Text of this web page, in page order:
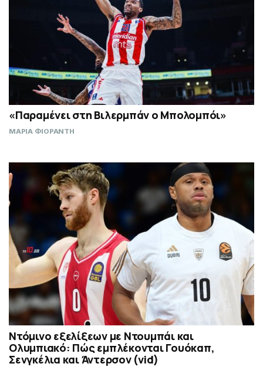
«Παραμένει στη Βιλερμπάν ο Μπολομπόι»
ΜΑΡΙΑ ΦΙΟΡΑΝΤΗ
Ντόμινο εξελίξεων με Ντουμπάι και
Ολυμπιακό: Πώς εμπλέκονται Γουόκαπ,
Σενγκέλια και Άντερσον (vid)